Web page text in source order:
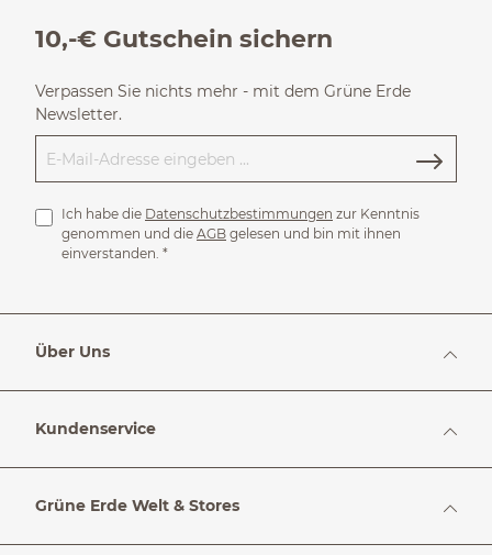
10,-€ Gutschein sichern
Verpassen Sie nichts mehr - mit dem Grüne Erde
Newsletter.
Ich habe die Datenschutzbestimmungen zur Kenntnis
genommen und die AGB gelesen und bin mit ihnen
einverstanden. *
Über Uns
Kundenservice
Grüne Erde Welt & Stores